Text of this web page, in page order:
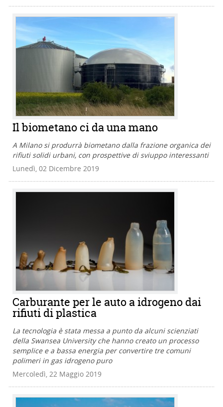
Il biometano ci da una mano
A Milano si produrrà biometano dalla frazione organica dei
rifiuti solidi urbani, con prospettive di sviuppo interessanti
Lunedì, 02 Dicembre 2019
Carburante per le auto a idrogeno dai
rifiuti di plastica
La tecnologia è stata messa a punto da alcuni scienziati
della Swansea University che hanno creato un processo
semplice e a bassa energia per convertire tre comuni
polimeri in gas idrogeno puro
Mercoledì, 22 Maggio 2019